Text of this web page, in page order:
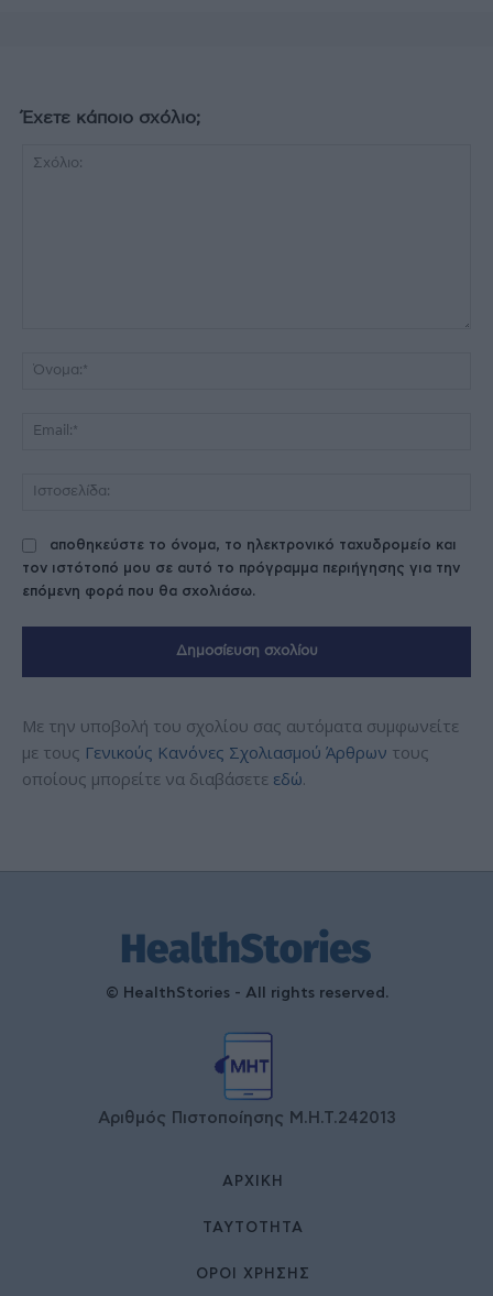
Έχετε κάποιο σχόλιο;
αποθηκεύστε το όνομα, το ηλεκτρονικό ταχυδρομείο και
τον ιστότοπό μου σε αυτό το πρόγραμμα περιήγησης για την
επόμενη φορά που θα σχολιάσω.
Με την υποβολή του σχολίου σας αυτόματα συμφωνείτε
με τους Γενικούς Κανόνες Σχολιασμού Άρθρων τους
οποίους μπορείτε να διαβάσετε εδώ.
© HealthStories - All rights reserved.
Αριθμός Πιστοποίησης Μ.Η.Τ.242013
ΑΡΧΙΚΉ
ΤΑΥΤΌΤΗΤΑ
ΌΡΟΙ ΧΡΉΣΗΣ